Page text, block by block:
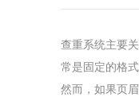
行业新闻
查重资讯
查重系统主要
常是固定的格
然而，如果页